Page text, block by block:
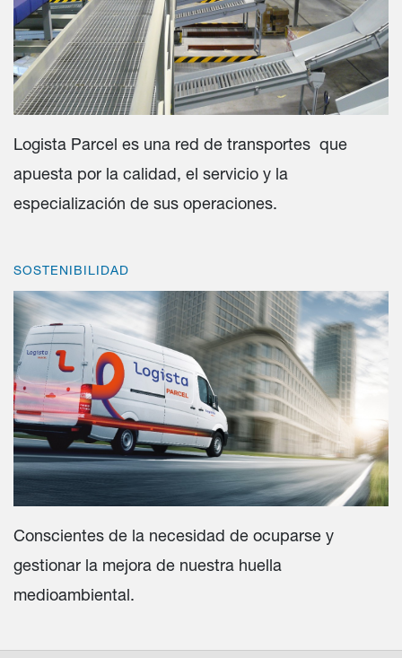
Logista Parcel es una red de transportes que
apuesta por la calidad​, el servicio y la
especialización de sus operaciones.
SOSTENIBILIDAD
Conscientes de la necesidad de ocuparse y
gestionar la mejora de nuestra huella
medioambiental.